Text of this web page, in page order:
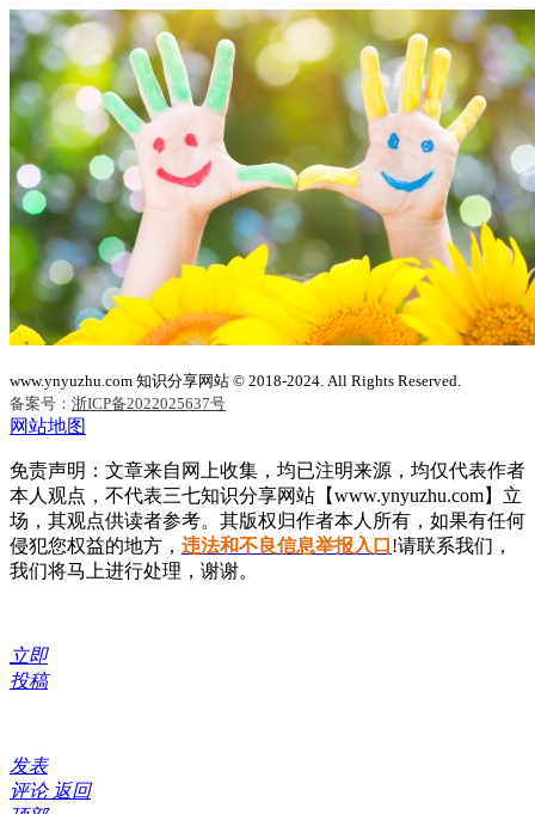
www.ynyuzhu.com 知识分享网站 © 2018-2024. All Rights Reserved.
备案号： 浙ICP备2022025637号
网站地图
免责声明：文章来自网上收集，均已注明来源，均仅代表作者
本人观点，不代表三七知识分享网站【www.ynyuzhu.com】立
场，其观点供读者参考。其版权归作者本人所有，如果有任何
侵犯您权益的地方， 违法和不良信息举报入口 !请联系我们，
我们将马上进行处理，谢谢。
立即
投稿
发表
评论 返回